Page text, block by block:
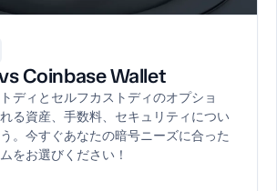
Coinbase Wallet
ディとセルフカストディのオプショ
る資産、手数料、セキュリティについ
。今すぐあなたの暗号ニーズに合った
をお選びください！